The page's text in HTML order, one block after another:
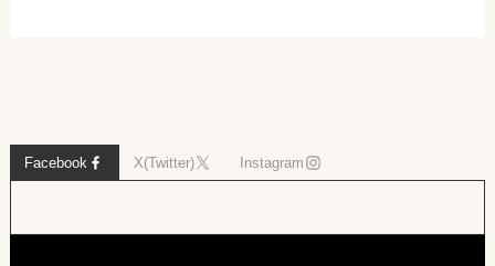
Facebook X(Twitter) Instagram